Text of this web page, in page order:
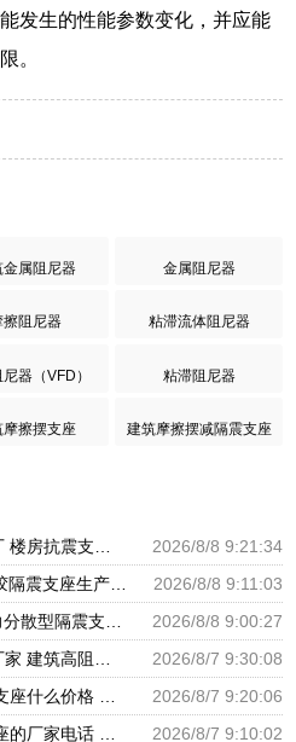
发生的性能参数变化，并应能
。
金属阻尼器 金属阻尼器
擦阻尼器 粘滞流体阻尼器
器（VFD） 粘滞阻尼器
摩擦摆支座 建筑摩擦摆减隔震支座
2026/8/8 9:21:34
2026/8/8 9:11:03
2026/8/8 9:00:27
2026/8/7 9:30:08
2026/8/7 9:20:06
2026/8/7 9:10:02